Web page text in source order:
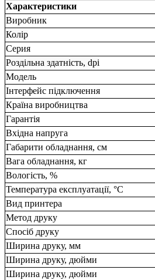
Характеристики
Виробник
Колір
Серия
Роздільна здатність, dpi
Модель
Інтерфейс підключення
Країна виробництва
Гарантія
Вхідна напруга
Габарити обладнання, см
Вага обладнання, кг
Вологість, %
Температура експлуатації, °C
Вид принтера
Метод друку
Спосіб друку
Ширина друку, мм
Ширина друку, дюйми
Ширина друку, дюйми